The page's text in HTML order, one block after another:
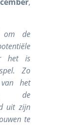
om de
het is
Zo
het
de
uit zijn
te